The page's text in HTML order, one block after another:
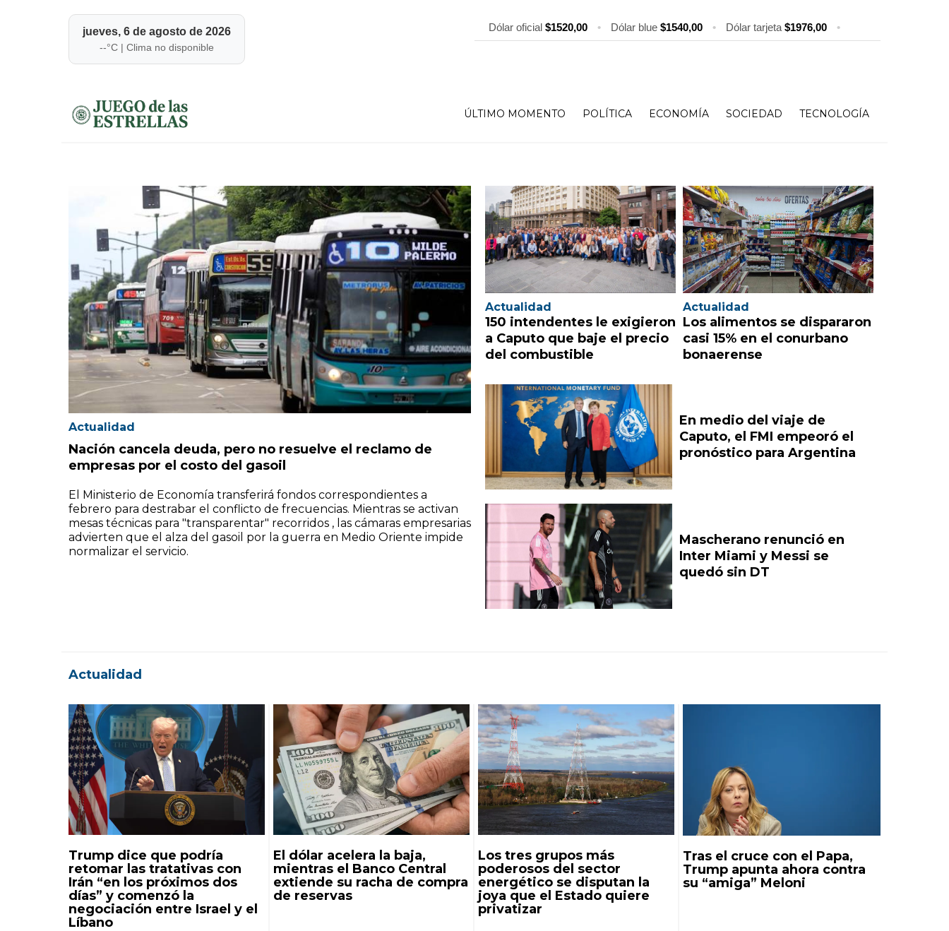
jueves, 6 de agosto de 2026
--°C | Clima no disponible
Dólar oficial $1520,00 • Dólar blue $1540,00 • Dólar tarjeta $1976,00 •
ÚLTIMO MOMENTO POLÍTICA ECONOMÍA SOCIEDAD TECNOLOGÍA
Actualidad
Nación cancela deuda, pero no resuelve el reclamo de
empresas por el costo del gasoil
El Ministerio de Economía transferirá fondos correspondientes a
febrero para destrabar el conflicto de frecuencias. Mientras se activan
mesas técnicas para "transparentar" recorridos , las cámaras empresarias
advierten que el alza del gasoil por la guerra en Medio Oriente impide
normalizar el servicio.
Actualidad
150 intendentes le exigieron
a Caputo que baje el precio
del combustible
Actualidad
Los alimentos se dispararon
casi 15% en el conurbano
bonaerense
En medio del viaje de
Caputo, el FMI empeoró el
pronóstico para Argentina
Mascherano renunció en
Inter Miami y Messi se
quedó sin DT
Actualidad
Trump dice que podría
retomar las tratativas con
Irán “en los próximos dos
días” y comenzó la
negociación entre Israel y el
Líbano
El dólar acelera la baja,
mientras el Banco Central
extiende su racha de compra
de reservas
Los tres grupos más
poderosos del sector
energético se disputan la
joya que el Estado quiere
privatizar
Tras el cruce con el Papa,
Trump apunta ahora contra
su “amiga” Meloni